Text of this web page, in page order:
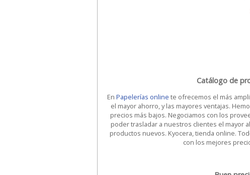
Catálogo de
En Papelerías online te ofrecemos el más
el mayor ahorro, y las mayores ventajas.
precios más bajos. Negociamos con los
poder trasladar a nuestros clientes el mayor
productos nuevos. Kyocera, tienda online.
con los mejores